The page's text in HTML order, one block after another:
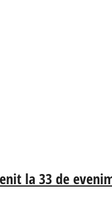
la 33 de